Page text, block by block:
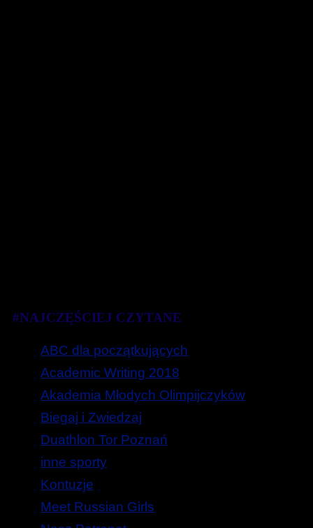
#NAJCZĘŚCIEJ CZYTANE
ABC dla początkujących
Academic Writing 2018
Akademia Młodych Olimpijczyków
Biegaj i Zwiedzaj
Duathlon Tor Poznań
inne sporty
Kontuzje
Meet Russian Girls